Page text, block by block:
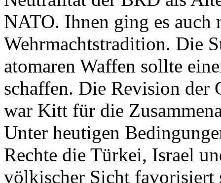
NATO. Ihnen ging es
Wehrmachtstradition. Die
atomaren Waffen sollte
schaffen. Die Revision der
war Kitt für die
Unter heutigen
Rechte die Türkei, Israel
völkischer Sicht favorisiert